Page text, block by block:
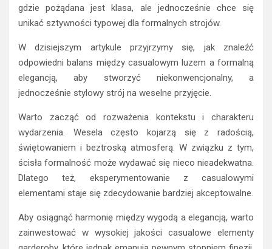
gdzie pożądana jest klasa, ale jednocześnie chce się
unikać sztywności typowej dla formalnych strojów.
W dzisiejszym artykule przyjrzymy się, jak znaleźć
odpowiedni balans między casualowym luzem a formalną
elegancją, aby stworzyć niekonwencjonalny, a
jednocześnie stylowy strój na weselne przyjęcie.
Warto zacząć od rozważenia kontekstu i charakteru
wydarzenia. Wesela często kojarzą się z radością,
świętowaniem i beztroską atmosferą. W związku z tym,
ścisła formalność może wydawać się nieco nieadekwatna.
Dlatego też, eksperymentowanie z casualowymi
elementami staje się zdecydowanie bardziej akceptowalne.
Aby osiągnąć harmonię między wygodą a elegancją, warto
zainwestować w wysokiej jakości casualowe elementy